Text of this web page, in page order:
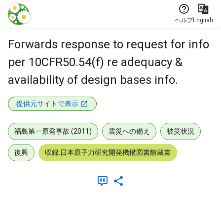
本文に飛ぶ
ヘルプEnglish
Forwards response to request for info
per 10CFR50.54(f) re adequacy &
availability of design bases info.
提供元サイトで表示
福島第一原発事故 (2011) 震災への備え 被災状況
復興 収録:日本原子力研究開発機構図書館蔵書